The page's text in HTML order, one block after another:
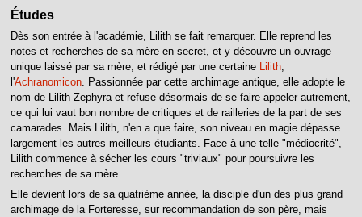
Études
Dès son entrée à l'académie, Lilith se fait remarquer. Elle reprend les
notes et recherches de sa mère en secret, et y découvre un ouvrage
unique laissé par sa mère, et rédigé par une certaine
Lilith,
l'Achranomicon. Passionnée par cette archimage antique, elle adopte le
nom de Lilith Zephyra et refuse désormais de se faire appeler autrement,
ce qui lui vaut bon nombre de critiques et de railleries de la part de ses
camarades. Mais Lilith, n'en a que faire, son niveau en magie dépasse
largement les autres meilleurs étudiants. Face à une telle "médiocrité",
Lilith commence à sécher les cours "triviaux" pour poursuivre les
recherches de sa mère.
Elle devient lors de sa quatrième année, la disciple d'un des plus grand
archimage de la Forteresse, sur recommandation de son père, mais